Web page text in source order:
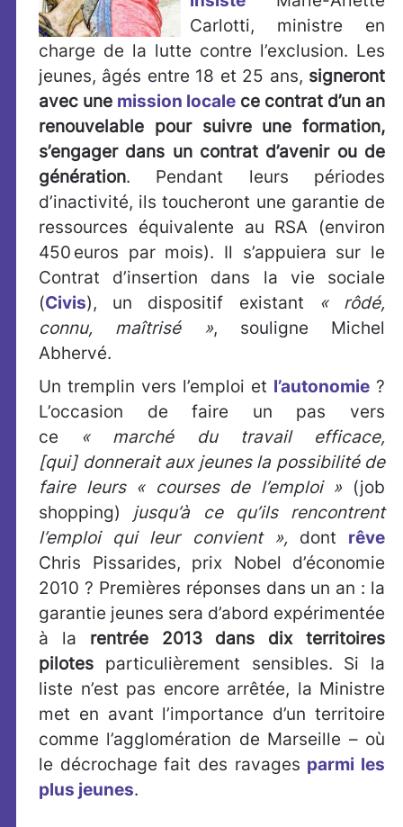
Carlotti, ministre en
charge de la lutte contre l’exclusion. Les
jeunes, âgés entre 18 et 25 ans, signeront
avec une mission locale ce contrat d’un an
renouvelable pour suivre une formation,
s’engager dans un contrat d’avenir ou de
génération. Pendant leurs périodes
d’inactivité, ils toucheront une garantie de
ressources équivalente au RSA (environ
450 euros par mois). Il s’appuiera sur le
Contrat d’insertion dans la vie sociale
(Civis), un dispositif existant « rôdé,
connu, maîtrisé », souligne Michel
Abhervé.
Un tremplin vers l’emploi et l’autonomie ?
L’occasion de faire un pas vers
ce « marché du travail efficace,
[qui] donnerait aux jeunes la possibilité de
faire leurs « courses de l’emploi » (job
shopping) jusqu’à ce qu’ils rencontrent
l’emploi qui leur convient », dont rêve
Chris Pissarides, prix Nobel d’économie
2010 ? Premières réponses dans un an : la
garantie jeunes sera d’abord expérimentée
à la rentrée 2013 dans dix territoires
pilotes particulièrement sensibles. Si la
liste n’est pas encore arrêtée, la Ministre
met en avant l’importance d’un territoire
comme l’agglomération de Marseille – où
le décrochage fait des ravages parmi les
plus jeunes.